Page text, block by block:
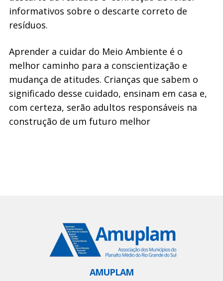
informativos sobre o descarte correto de
resíduos.
Aprender a cuidar do Meio Ambiente é o
melhor caminho para a conscientização e
mudança de atitudes. Crianças que sabem o
significado desse cuidado, ensinam em casa e,
com certeza, serão adultos responsáveis na
construção de um futuro melhor
AMUPLAM